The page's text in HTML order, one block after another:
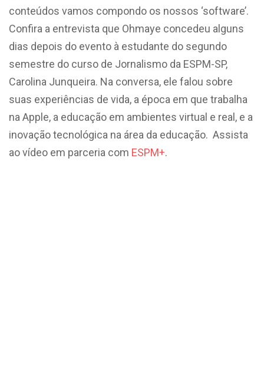
conteúdos vamos compondo os nossos ‘software’.
Confira a entrevista que Ohmaye concedeu alguns
dias depois do evento à estudante do segundo
semestre do curso de Jornalismo da ESPM-SP,
Carolina Junqueira. Na conversa, ele falou sobre
suas experiências de vida, a época em que trabalha
na Apple, a educação em ambientes virtual e real, e a
inovação tecnológica na área da educação. Assista
ao vídeo em parceria com ESPM+.